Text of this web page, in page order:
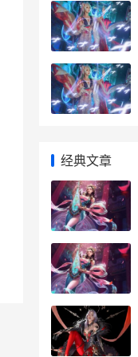
经典文章